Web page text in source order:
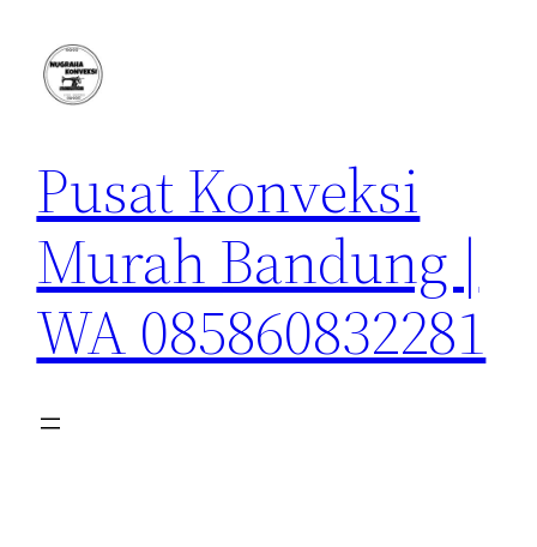
konten
Pusat Konveksi
Murah Bandung |
WA 085860832281